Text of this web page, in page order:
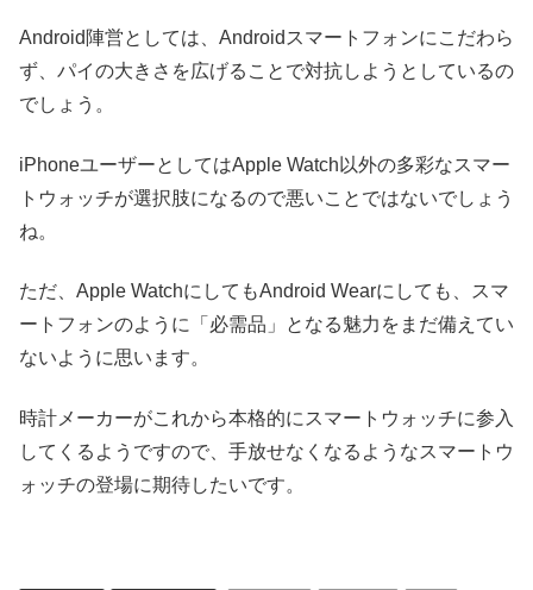
Android陣営としては、Androidスマートフォンにこだわら
ず、パイの大きさを広げることで対抗しようとしているの
でしょう。
iPhoneユーザーとしてはApple Watch以外の多彩なスマー
トウォッチが選択肢になるので悪いことではないでしょう
ね。
ただ、Apple WatchにしてもAndroid Wearにしても、スマ
ートフォンのように「必需品」となる魅力をまだ備えてい
ないように思います。
時計メーカーがこれから本格的にスマートウォッチに参入
してくるようですので、手放せなくなるようなスマートウ
ォッチの登場に期待したいです。